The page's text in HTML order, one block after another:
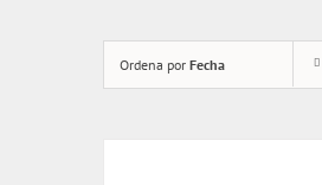
Ordena por Fecha